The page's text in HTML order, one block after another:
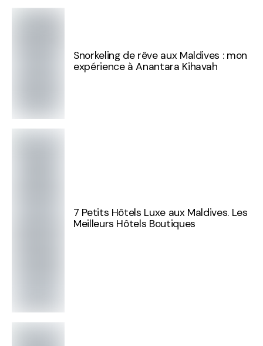
Snorkeling de rêve aux Maldives : mon
expérience à Anantara Kihavah
7 Petits Hôtels Luxe aux Maldives. Les
Meilleurs Hôtels Boutiques